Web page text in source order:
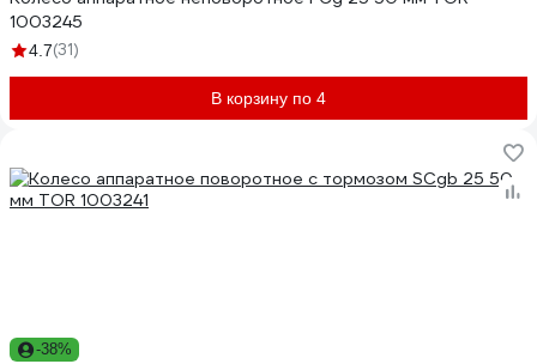
1003245
4.7(31)
В корзину по 4
-38%